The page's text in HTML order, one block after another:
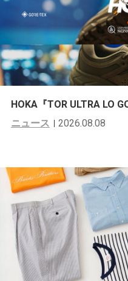
HOKA『TOR ULTRA LO
ニュース
2026.08.08